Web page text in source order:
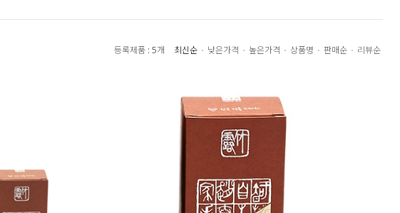
등록제품 : 5개 최신순 낮은가격 높은가격 상품명 판매순 리뷰순